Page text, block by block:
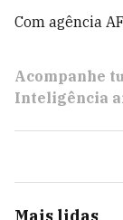
Com agência
Acompanhe
Inteligência